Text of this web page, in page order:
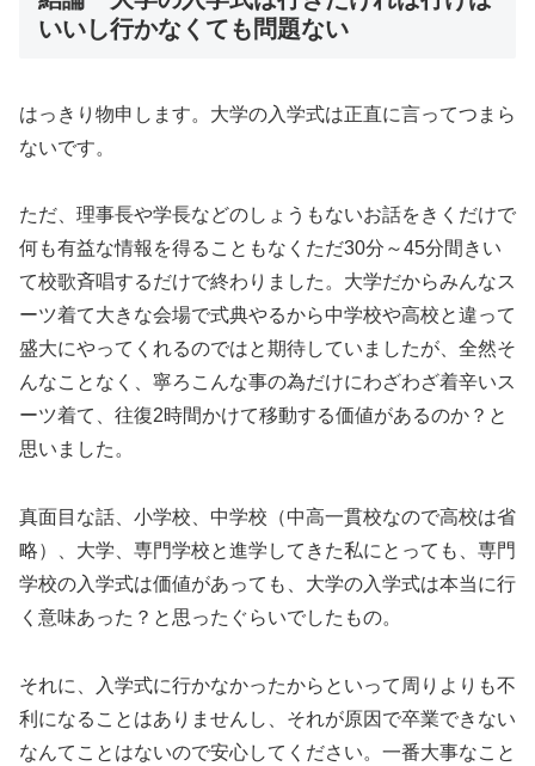
いいし行かなくても問題ない
はっきり物申します。大学の入学式は正直に言ってつまら
ないです。
ただ、理事長や学長などのしょうもないお話をきくだけで
何も有益な情報を得ることもなくただ30分～45分間きい
て校歌斉唱するだけで終わりました。大学だからみんなス
ーツ着て大きな会場で式典やるから中学校や高校と違って
盛大にやってくれるのではと期待していましたが、全然そ
んなことなく、寧ろこんな事の為だけにわざわざ着辛いス
ーツ着て、往復2時間かけて移動する価値があるのか？と
思いました。
真面目な話、小学校、中学校（中高一貫校なので高校は省
略）、大学、専門学校と進学してきた私にとっても、専門
学校の入学式は価値があっても、大学の入学式は本当に行
く意味あった？と思ったぐらいでしたもの。
それに、入学式に行かなかったからといって周りよりも不
利になることはありませんし、それが原因で卒業できない
なんてことはないので安心してください。一番大事なこと